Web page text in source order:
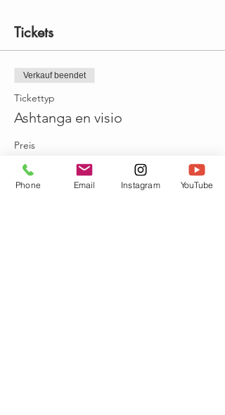
Tickets
Verkauf beendet
Tickettyp
Ashtanga en visio
Preis
11,00 €
Phone Email Instagram YouTube